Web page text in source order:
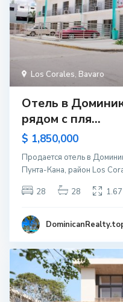
Los Corales, Bavaro
Отель в
рядом с пля...
$ 1,850,000
Продается отель в
Пунта-Кана, район Los
28
28